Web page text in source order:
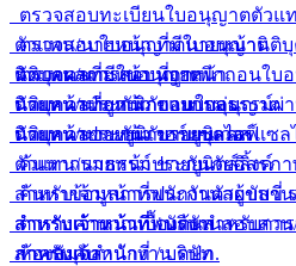
ตรวจสอบทะเบียนใบอนุญาตตัวแ
ตัวแทน/นายหน้า ที่มีใบอนุญาต
ตัวแทน/นายหน้า ที่ถูกเพิกถอนใบ
ตัวแทน/นายหน้า ขายกรมธรรม์ผ่
ตัวแทน/นายหน้า ขายยูนิเวอร์แซล
ตัวแทน/นายหน้า ขายยูนิตส์ลิ้งค์
ตรวจสอบใบอนุญาตนายหน้านิติ
นิติบุคคลที่มีใบอนุญาต
นิติบุคคลที่ถูกเพิกถอนใบอนุญาต
นิติบุคคลขายยูนิเวอร์แซลไลฟ์
ตรวจผลการสอบนายหน้า
นายหน้าประกันภัยแบบกลุ่ม
นายหน้าประกันภัยรายบุคคล
ค้นหากรมธรรม์ประกันภัยอิสรภา
สำหรับเจ้าหน้าที่พนักงานสอบสวน
สำหรับเจ้าหน้าที่ / บริษัท
ค้นหาข้อมูลการประกันตัวผู้ขับขี่ ร
สำหรับเจ้าหน้าที่พนักงานสอบสว
สำหรับเจ้าหน้าที่ / บริษัท
ตารางคำนวณเบื้องต้นสำหรับกา
ภาคบังคับ
ห้องสมุดสำนักงาน คปภ.